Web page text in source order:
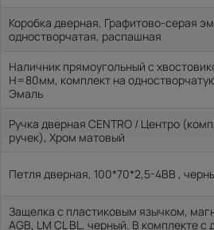
Коробка дверная, Графитово-серая
одностворчатая, распашная
Наличник прямоугольный с
H=80мм, комплект на
Эмаль
Ручка дверная CENTRO / Центро
ручек), Хром матовый
Петля дверная, 100*70*2,5-4ВВ ,
Защелка с пластиковым язычком,
AGB, LM CL BL, черный. В комплекте с